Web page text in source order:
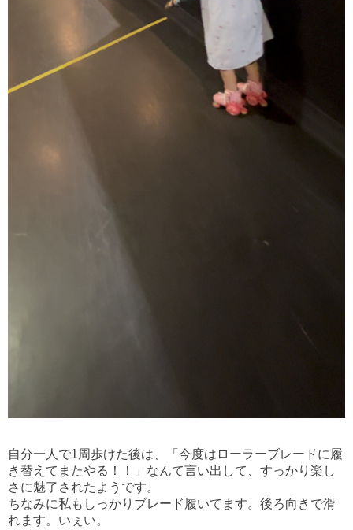
自分一人で1周歩けた後は、「今度はローラーブレードに履
き替えてまたやる！！」なんて言い出して、すっかり楽し
さに魅了されたようです。
ちなみに私もしっかりブレード履いてます。後ろ向きで滑
れます。いぇい。